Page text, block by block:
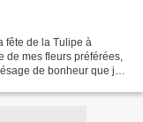
fête de la Tulipe à
de mes fleurs préférées,
de bonheur que je